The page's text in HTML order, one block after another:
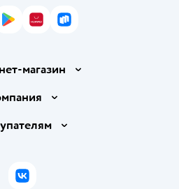
Google Play
AppGallery
RuStore
магазин
и оплата
продажи
файлов cookie
Вакансии
карты
ВКонтакте